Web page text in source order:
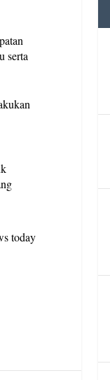
serta
today